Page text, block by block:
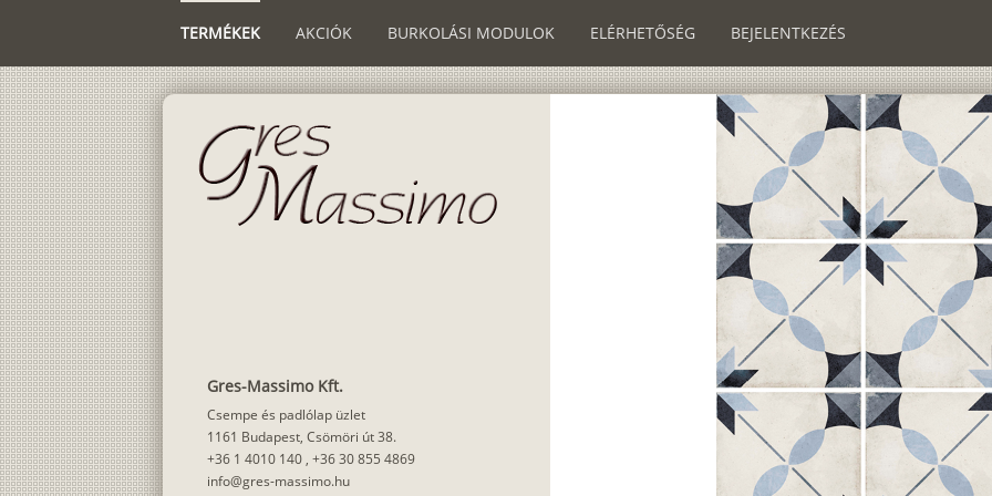
TERMÉKEK AKCIÓK BURKOLÁSI MODULOK ELÉRHETŐSÉG BEJELENTKEZÉS
Gres-Massimo Kft.
Csempe és padlólap üzlet
1161 Budapest, Csömöri út 38.
+36 1 4010 140 , +36 30 855 4869
info@gres-massimo.hu